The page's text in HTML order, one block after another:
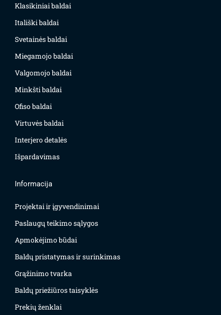
Klasikiniai baldai
Itališki baldai
Svetainės baldai
Miegamojo baldai
Valgomojo baldai
Minkšti baldai
Ofiso baldai
Virtuvės baldai
Interjero detalės
Išpardavimas
Informacija
Projektai ir įgyvendinimai
Paslaugų teikimo sąlygos
Apmokėjimo būdai
Baldų pristatymas ir surinkimas
Grąžinimo tvarka
Baldų priežiūros taisyklės
Prekių ženklai